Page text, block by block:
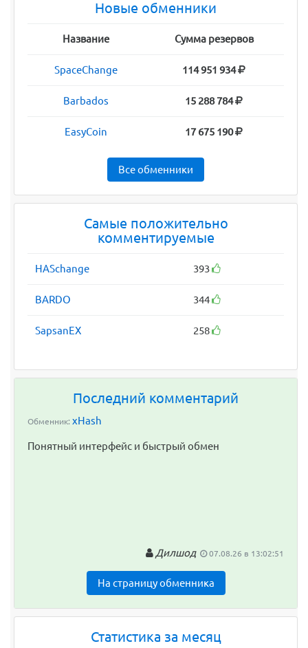
Новые обменники
Название Сумма резервов
SpaceChange 114 951 934
Barbados 15 288 784
EasyCoin 17 675 190
Все обменники
Самые положительно
комментируемые
HASchange 393
BARDO 344
SapsanEX 258
Последний комментарий
Обменник: xHash
Понятный интерфейс и быстрый обмен
Дилшод 07.08.26 в 13:02:51
На страницу обменника
Статистика за месяц